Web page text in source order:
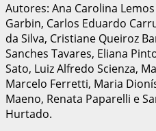
Autores: Ana Carolina
Garbin, Carlos Eduardo
da Silva, Cristiane Queiroz
Sanches Tavares, Eliana
Sato, Luiz Alfredo Scienza,
Marcelo Ferretti, Maria
Maeno, Renata Paparelli e
Hurtado.